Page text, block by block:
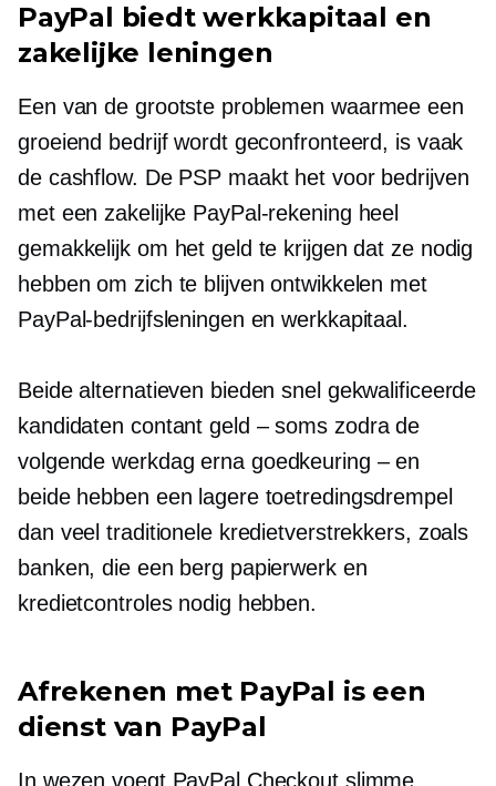
PayPal biedt werkkapitaal en
zakelijke leningen
Een van de grootste problemen waarmee een
groeiend bedrijf wordt geconfronteerd, is vaak
de cashflow. De PSP maakt het voor bedrijven
met een zakelijke PayPal-rekening heel
gemakkelijk om het geld te krijgen dat ze nodig
hebben om zich te blijven ontwikkelen met
PayPal-bedrijfsleningen en werkkapitaal.
Beide alternatieven bieden snel gekwalificeerde
kandidaten contant geld – soms zodra de
volgende werkdag erna goedkeuring – en
beide hebben een lagere toetredingsdrempel
dan veel traditionele kredietverstrekkers, zoals
banken, die een berg papierwerk en
kredietcontroles nodig hebben.
Afrekenen met PayPal is een
dienst van PayPal
In wezen voegt PayPal Checkout slimme